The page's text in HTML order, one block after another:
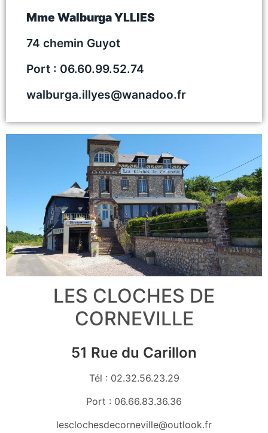
Mme Walburga YLLIES
74 chemin Guyot
Port : 06.60.99.52.74
walburga.illyes@wanadoo.fr
LES CLOCHES DE
CORNEVILLE
51 Rue du Carillon
Tél : 02.32.56.23.29
Port : 06.66.83.36.36
lesclochesdecorneville@outlook.fr